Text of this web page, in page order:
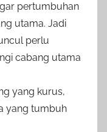
pertumbuhan
utama. Jadi
perlu
cabang utama
yang kurus,
yang tumbuh